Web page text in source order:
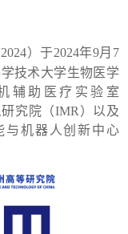
2024）于2024年9月 7
技术大学生物医学
辅助医疗实验室
究院（IMR ）以及
与机器人创新中心